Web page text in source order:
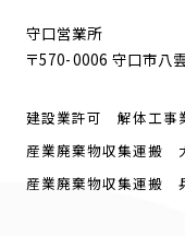
守口営業所
〒570-0006 守口市八
建設業許可 解体工事
産業廃棄物収集運搬
産業廃棄物収集運搬